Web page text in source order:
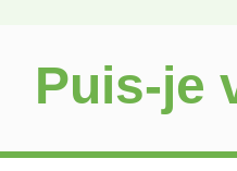
Puis-je